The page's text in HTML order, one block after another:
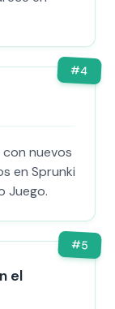
#4
nuevos
en Sprunki
Juego.
#5
el